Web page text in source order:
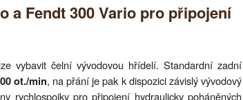
a Fendt 300 Vario pro připojení
vybavit čelní vývodovou hřídelí. Standardní zadní
ot./min, na přání je pak k dispozici závislý vývodový
rychlospojky pro připojení hydraulicky poháněných